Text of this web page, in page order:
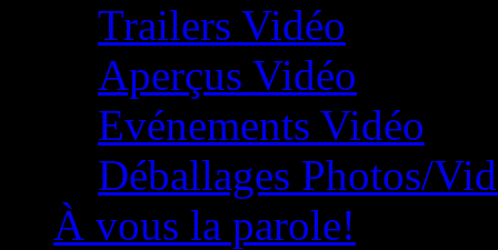
Trailers Vidéo
Aperçus Vidéo
Evénements Vidéo
Déballages Photos/
À vous la parole!